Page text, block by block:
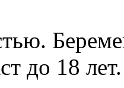
до 18 лет.